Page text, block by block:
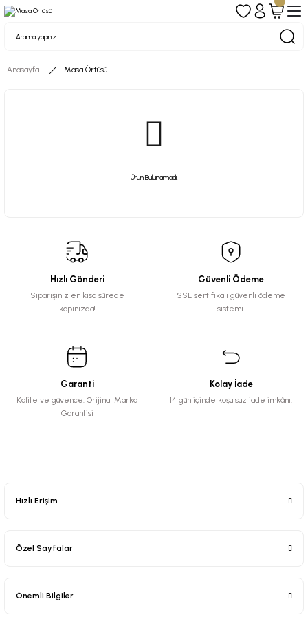
Anasayfa Masa Örtüsü
Ürün Bulunamadı.
Hızlı Gönderi
Siparişiniz en kısa sürede
kapınızda!
Güvenli Ödeme
SSL sertifikalı güvenli ödeme
sistemi.
Garanti
Kalite ve güvence: Orijinal Marka
Garantisi
Kolay İade
14 gün içinde koşulsuz iade imkânı.
Hızlı Erişim
Özel Sayfalar
Önemli Bilgiler